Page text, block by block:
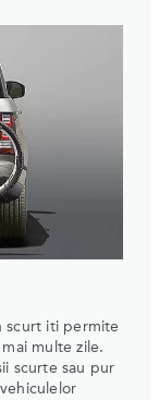
scurt iti permite
multe zile.
scurte sau pur